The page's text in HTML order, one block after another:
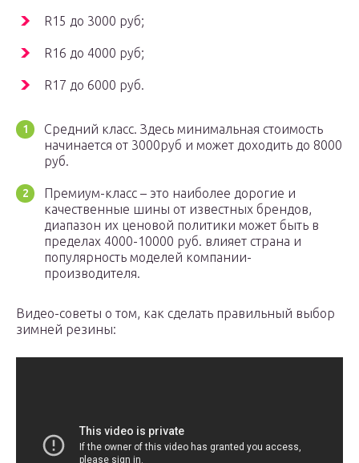
R15 до 3000 руб;
R16 до 4000 руб;
R17 до 6000 руб.
Средний класс. Здесь минимальная стоимость
начинается от 3000руб и может доходить до 8000
руб.
Премиум-класс – это наиболее дорогие и
качественные шины от известных брендов,
диапазон их ценовой политики может быть в
пределах 4000-10000 руб. влияет страна и
популярность моделей компании-
производителя.
Видео-советы о том, как сделать правильный выбор
зимней резины: